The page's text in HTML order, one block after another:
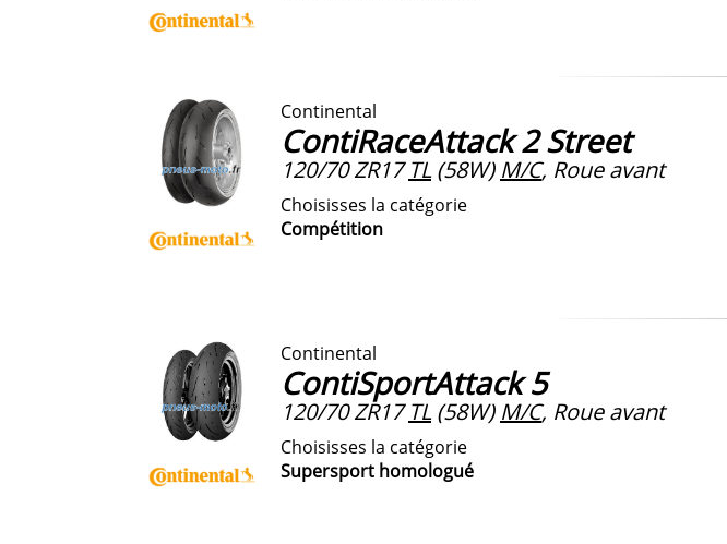
Continental
ContiRaceAttack 2 Street
120/70 ZR17 TL(58W) M/C, Roue avant
Choisisses la catégorie
Compétition
Continental
ContiSportAttack 5
120/70 ZR17 TL(58W) M/C, Roue avant
Choisisses la catégorie
Supersport homologué